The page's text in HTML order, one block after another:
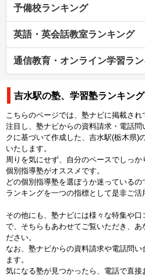
予備校ランキング
英語・英会話教室ランキング
通信教育・オンライン学習ラ
吉水駅の塾、学習塾ランキン
こちらのページでは、塾ナビに掲載さ
注目し、塾ナビからの資料請求・電話
クに基づいて作成した、吉水駅(栃木県)
いたします。
周りを気にせず、自分のペースでしっか
個別指導塾がオススメです。
どの個別指導塾を選ぼうか迷っている
ランキングを一つの指標として是非ご活
その他にも、塾ナビには様々な特集や
で、そちらもあわせてご覧いただき、あ
ださい。
なお、塾ナビからの資料請求や電話問い
ます。
気になる塾が見つかったら、電話で直